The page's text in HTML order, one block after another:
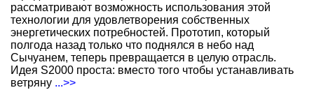
рассматривают возможность использования этой
технологии для удовлетворения собственных
энергетических потребностей. Прототип, который
полгода назад только что поднялся в небо над
Сычуанем, теперь превращается в целую отрасль.
Идея S2000 проста: вместо того чтобы устанавливать
ветряну ...>>